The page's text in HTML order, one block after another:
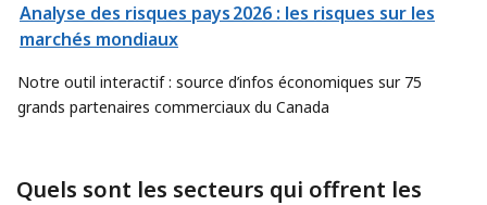
Analyse des risques pays 2026 : les risques sur les
marchés mondiaux
Notre outil interactif : source d’infos économiques sur 75
grands partenaires commerciaux du Canada
Quels sont les secteurs qui offrent les